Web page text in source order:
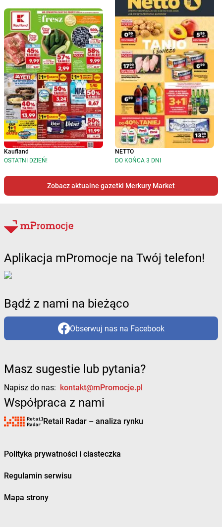
Kaufland
OSTATNI DZIEŃ!
NETTO
DO KOŃCA 3 DNI
Zobacz aktualne gazetki Merkury Market
Aplikacja mPromocje na Twój telefon!
Bądź z nami na bieżąco
Obserwuj nas na Facebook
Masz sugestie lub pytania?
Napisz do nas: kontakt@mPromocje.pl
Współpraca z nami
Retail Radar – analiza rynku
Polityka prywatności i ciasteczka
Regulamin serwisu
Mapa strony